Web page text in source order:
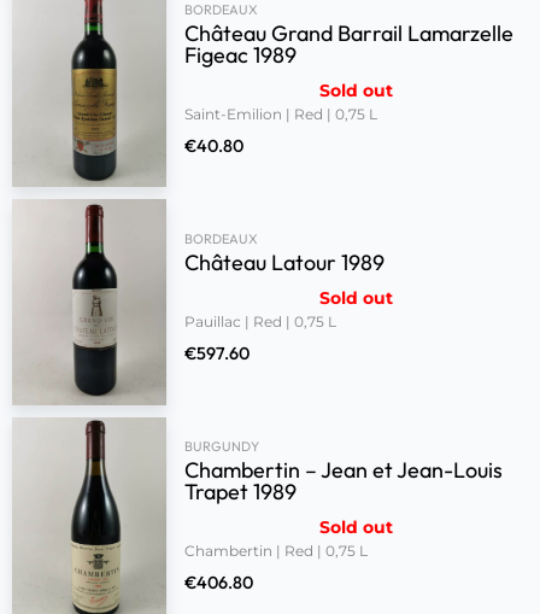
BORDEAUX
Château Grand Barrail Lamarzelle
Figeac 1989
Sold out
Saint-Emilion | Red | 0,75 L
€40.80
BORDEAUX
Château Latour 1989
Sold out
Pauillac | Red | 0,75 L
€597.60
BURGUNDY
Chambertin – Jean et Jean-Louis
Trapet 1989
Sold out
Chambertin | Red | 0,75 L
€406.80